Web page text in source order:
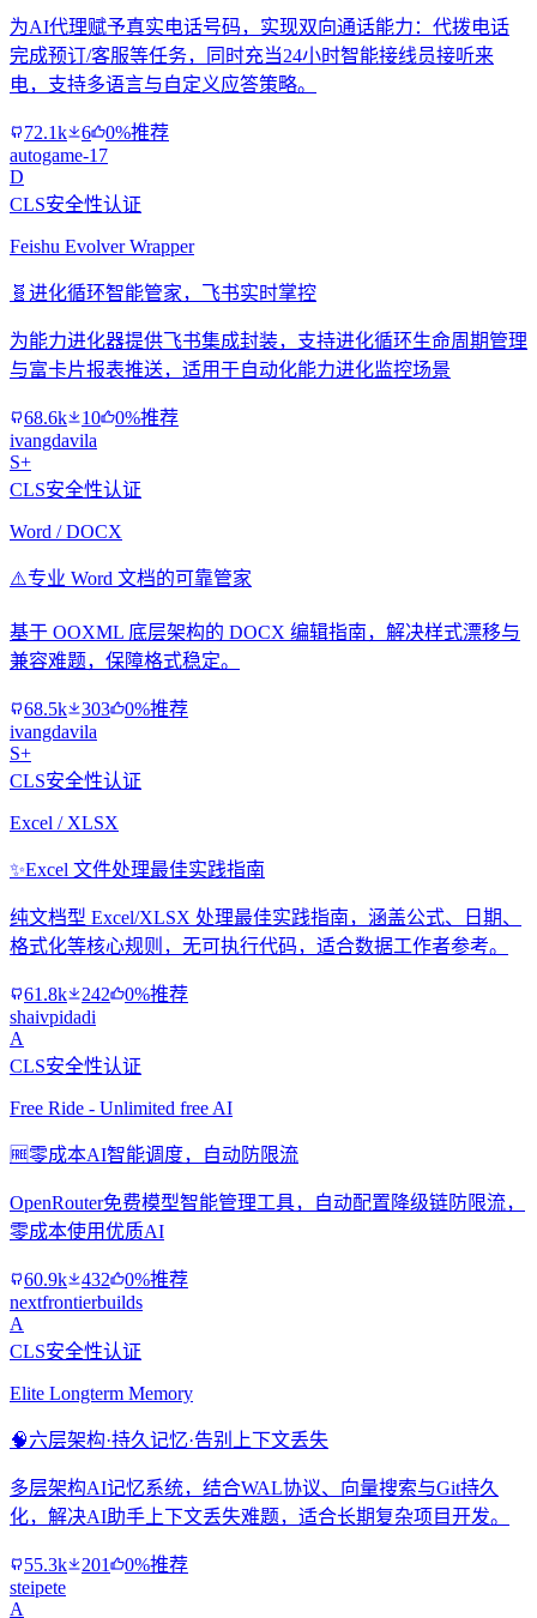
为AI代理赋予真实电话号码，实现双向通话能力：代拨电话
完成预订/客服等任务，同时充当24小时智能接线员接听来
电，支持多语言与自定义应答策略。
72.1k 6
0%推荐
autogame-17
D
CLS安全性认证
Feishu Evolver Wrapper
🧬 进化循环智能管家，飞书实时掌控
为能力进化器提供飞书集成封装，支持进化循环生命周期管理
与富卡片报表推送，适用于自动化能力进化监控场景
68.6k 10
0%推荐
ivangdavila
S+
CLS安全性认证
Word / DOCX
⚠️专业 Word 文档的可靠管家
基于 OOXML 底层架构的 DOCX 编辑指南，解决样式漂移与
兼容难题，保障格式稳定。
68.5k 303
0%推荐
ivangdavila
S+
CLS安全性认证
Excel / XLSX
✨Excel 文件处理最佳实践指南
纯文档型 Excel/XLSX 处理最佳实践指南，涵盖公式、日期、
格式化等核心规则，无可执行代码，适合数据工作者参考。
61.8k 242
0%推荐
shaivpidadi
A
CLS安全性认证
Free Ride - Unlimited free AI
🆓零成本AI智能调度，自动防限流
OpenRouter免费模型智能管理工具，自动配置降级链防限流，
零成本使用优质AI
60.9k 432
0%推荐
nextfrontierbuilds
A
CLS安全性认证
Elite Longterm Memory
🧠六层架构·持久记忆·告别上下文丢失
多层架构AI记忆系统，结合WAL协议、向量搜索与Git持久
化，解决AI助手上下文丢失难题，适合长期复杂项目开发。
55.3k 201
0%推荐
steipete
A